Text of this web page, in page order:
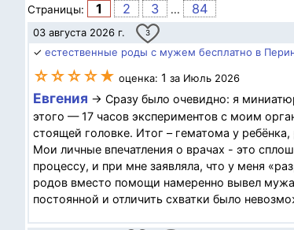
Страницы: 1 2 3 ... 84
03 августа 2026 г. 3
✓ естественные роды с мужем бесплатно в
☆☆☆☆★ оценка: 1 за Июль 2026
Евгения → Сразу было очевидно: я
этого — 17 часов экспериментов с моим
стоящей головке. Итог – гематома у
Мои личные впечатления о врачах - это
процессу, и при мне заявляла, что у меня
родов вместо помощи намеренно вывел мужа
постоянной и отличить схватки было